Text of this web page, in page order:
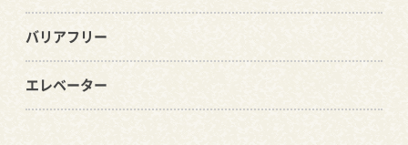
バリアフリー
エレベーター